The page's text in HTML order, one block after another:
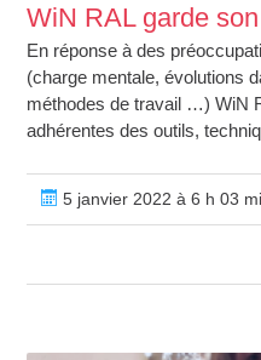
WiN RAL garde
En réponse à des
(charge mentale, évolutions
méthodes de travail …) WiN
adhérentes des outils,
5 janvier 2022 à 6 h 03